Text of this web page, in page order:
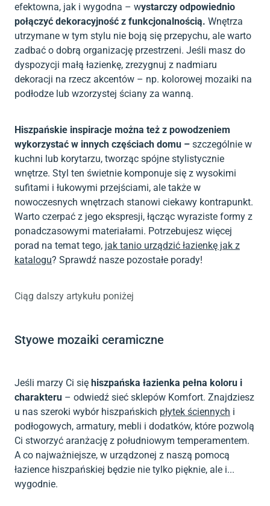
efektowna, jak i wygodna – wystarczy odpowiednio
połączyć dekoracyjność z funkcjonalnością. Wnętrza
utrzymane w tym stylu nie boją się przepychu, ale warto
zadbać o dobrą organizację przestrzeni. Jeśli masz do
dyspozycji małą łazienkę, zrezygnuj z nadmiaru
dekoracji na rzecz akcentów – np. kolorowej mozaiki na
podłodze lub wzorzystej ściany za wanną.
Hiszpańskie inspiracje można też z powodzeniem
wykorzystać w innych częściach domu – szczególnie w
kuchni lub korytarzu, tworząc spójne stylistycznie
wnętrze. Styl ten świetnie komponuje się z wysokimi
sufitami i łukowymi przejściami, ale także w
nowoczesnych wnętrzach stanowi ciekawy kontrapunkt.
Warto czerpać z jego ekspresji, łącząc wyraziste formy z
ponadczasowymi materiałami. Potrzebujesz więcej
porad na temat tego, jak tanio urządzić łazienkę jak z
katalogu? Sprawdź nasze pozostałe porady!
Ciąg dalszy artykułu poniżej
Styowe mozaiki ceramiczne
Jeśli marzy Ci się hiszpańska łazienka pełna koloru i
charakteru – odwiedź sieć sklepów Komfort. Znajdziesz
u nas szeroki wybór hiszpańskich płytek ściennych i
podłogowych, armatury, mebli i dodatków, które pozwolą
Ci stworzyć aranżację z południowym temperamentem.
A co najważniejsze, w urządzonej z naszą pomocą
łazience hiszpańskiej będzie nie tylko pięknie, ale i...
wygodnie.